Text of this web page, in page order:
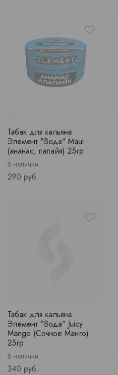
Табак для кальяна
Элемент "Вода" Maui
(ананас, папайя) 25гр
В наличии
Price
290 руб.
Табак для кальяна
Элемент "Вода" Juicy
Mango (Сочное Манго)
25гр
В наличии
Price
340 руб.